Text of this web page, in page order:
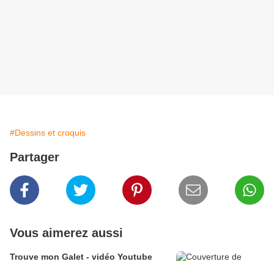
#Dessins et croquis
Partager
Vous aimerez aussi
Trouve mon Galet - vidéo Youtube